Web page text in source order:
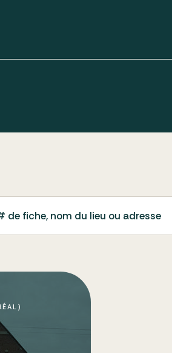
de fiche, nom du lieu ou adresse